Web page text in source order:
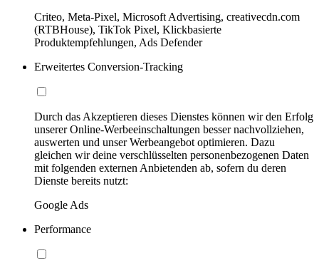
Criteo, Meta-Pixel, Microsoft Advertising, creativecdn.com
(RTBHouse), TikTok Pixel, Klickbasierte
Produktempfehlungen, Ads Defender
Erweitertes Conversion-Tracking
Durch das Akzeptieren dieses Dienstes können wir den Erfolg
unserer Online-Werbeeinschaltungen besser nachvollziehen,
auswerten und unser Werbeangebot optimieren. Dazu
gleichen wir deine verschlüsselten personenbezogenen Daten
mit folgenden externen Anbietenden ab, sofern du deren
Dienste bereits nutzt:
Google Ads
Performance